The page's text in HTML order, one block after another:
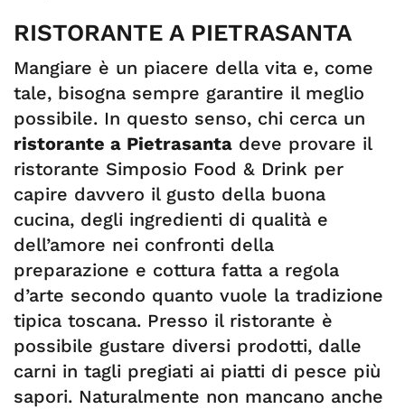
RISTORANTE A PIETRASANTA
Mangiare è un piacere della vita e, come
tale, bisogna sempre garantire il meglio
possibile. In questo senso, chi cerca un
ristorante a Pietrasanta deve provare il
ristorante Simposio Food & Drink per
capire davvero il gusto della buona
cucina, degli ingredienti di qualità e
dell’amore nei confronti della
preparazione e cottura fatta a regola
d’arte secondo quanto vuole la tradizione
tipica toscana. Presso il ristorante è
possibile gustare diversi prodotti, dalle
carni in tagli pregiati ai piatti di pesce più
sapori. Naturalmente non mancano anche